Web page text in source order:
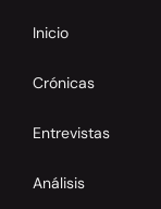
Inicio
Crónicas
Entrevistas
Análisis